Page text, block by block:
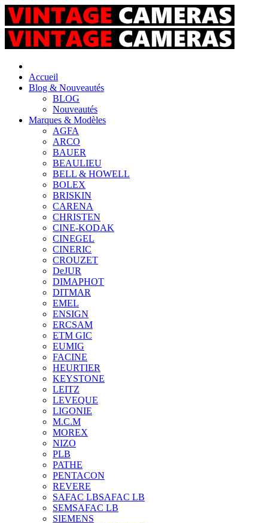
Accueil
Blog & Nouveautés
BLOG
Nouveautés
Marques & Modèles
AGFA
ARCO
BAUER
BEAULIEU
BELL & HOWELL
BOLEX
BRISKIN
CARENA
CHRISTEN
CINE-KODAK
CINEGEL
CINERIC
CROUZET
DeJUR
DIMAPHOT
DITMAR
EMEL
ENSIGN
ERCSAM
ETM GIC
EUMIG
FACINE
HEURTIER
KEYSTONE
LEITZ
LEVEQUE
LIGONIE
M.C.M
MOREX
NIZO
PLB
PATHE
PENTACON
REVERE
SAFAC LBSAFAC LB
SEMSAFAC LB
SIEMENS